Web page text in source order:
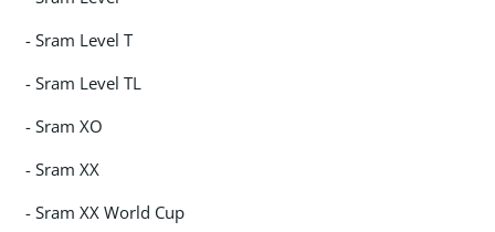
- Sram Level T
- Sram Level TL
- Sram XO
- Sram XX
- Sram XX World Cup